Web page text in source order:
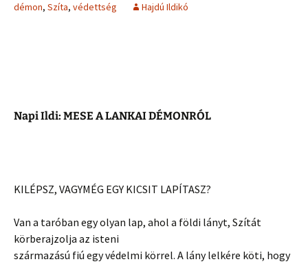
démon, Szíta, védettség Hajdú Ildikó
Napi Ildi: MESE A LANKAI DÉMONRÓL
KILÉPSZ, VAGYMÉG EGY KICSIT LAPÍTASZ?
Van a taróban egy olyan lap, ahol a földi lányt, Szítát
körberajzolja az isteni
származású fiú egy védelmi körrel. A lány lelkére köti, hogy